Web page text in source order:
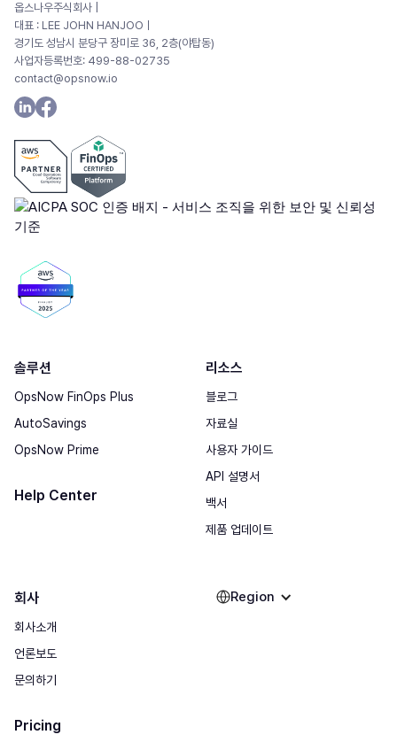
옵스나우주식회사 |
대표 : LEE JOHN HANJOOㅣ
경기도 성남시 분당구 장미로 36, 2층(야탑동)
사업자등록번호: 499-88-02735
contact@opsnow.io
솔루션
OpsNow FinOps Plus
AutoSavings
OpsNow Prime
Help Center
리소스
블로그
자료실
사용자 가이드
API 설명서
백서
제품 업데이트
회사
회사소개
언론보도
문의하기
Pricing
Region